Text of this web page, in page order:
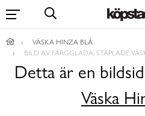
VÄSKA HINZA BLÅ
BILD AV FÄRGGLADA, STAPLADE
Detta är en
Väska